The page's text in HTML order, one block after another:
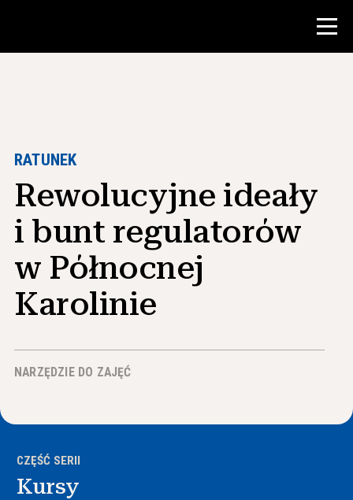
Zasoby dla nauczycieli
Narzędzia w klasie
Instytuty
Nauczanie umiejętności badawczych
Doradzanie studentom NHD
Wiadomości i wydarzenia
Zaangażować się
RATUNEK
Rewolucyjne ideały
i bunt regulatorów
w Północnej
Karolinie
NARZĘDZIE DO ZAJĘĆ
CZĘŚĆ SERII
Kursy